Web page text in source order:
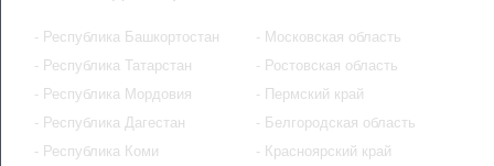
- Республика Башкортостан
- Республика Татарстан
- Республика Мордовия
- Республика Дагестан
- Республика Коми
- Московская область
- Ростовская область
- Пермский край
- Белгородская область
- Красноярский край